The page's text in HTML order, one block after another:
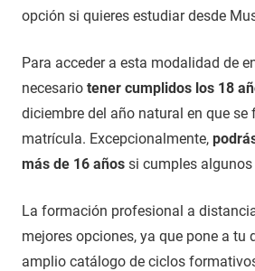
opción si quieres estudiar desde
Para acceder a esta modalidad de
necesario tener cumplidos los 18
diciembre del año natural en que se
matrícula. Excepcionalmente,
más de 16 años si cumples
La formación profesional a
mejores opciones, ya que pone a tu
amplio catálogo de ciclos